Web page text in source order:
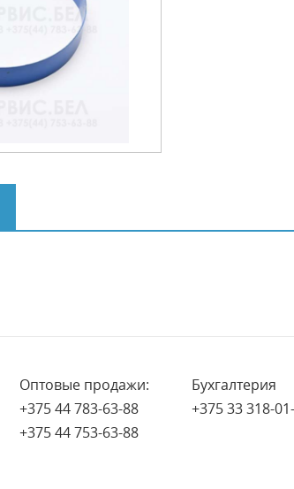
Оптовые продажи:
+375 44 783-63-88
+375 44 753-63-88
Бухгалтерия
+375 33 318-